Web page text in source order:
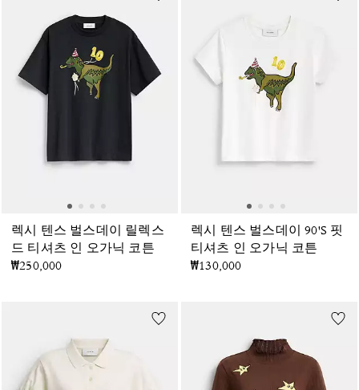
렉시 텐스 벌스데이 릴렉스
드 티셔츠 인 오가닉 코튼
₩250,000
렉시 텐스 벌스데이 90'S 핏
티셔츠 인 오가닉 코튼
₩130,000